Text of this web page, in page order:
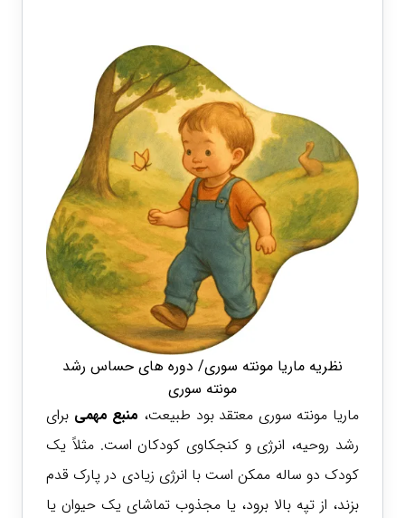
نظریه ماریا مونته سوری/ دوره های حساس رشد
مونته سوری
ماریا مونته سوری معتقد بود طبیعت، منبع مهمی برای
رشد روحیه، انرژی و کنجکاوی کودکان است. مثلاً یک
کودک دو ساله ممکن است با انرژی زیادی در پارک قدم
بزند، از تپه بالا برود، یا مجذوب تماشای یک حیوان یا